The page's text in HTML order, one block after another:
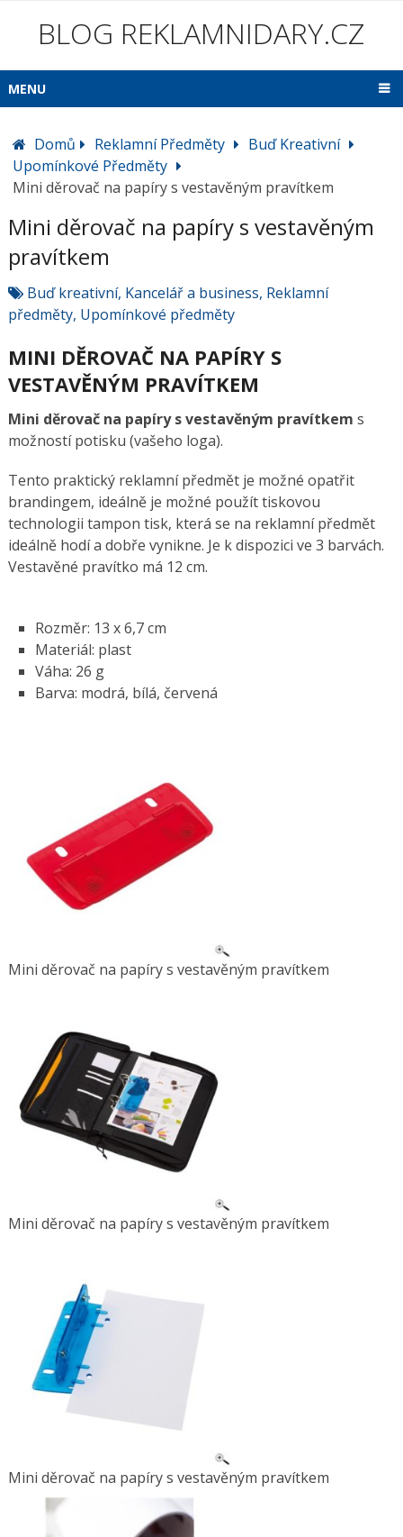
BLOG REKLAMNIDARY.CZ
MENU
Domů Reklamní Předměty
Buď Kreativní
Upomínkové Předměty
Mini děrovač na papíry s vestavěným pravítkem
Mini děrovač na papíry s vestavěným
pravítkem
Buď kreativní, Kancelář a business, Reklamní
předměty, Upomínkové předměty
MINI DĚROVAČ NA PAPÍRY S
VESTAVĚNÝM PRAVÍTKEM
Mini děrovač na papíry s vestavěným pravítkem s
možností potisku (vašeho loga).
Tento praktický reklamní předmět je možné opatřit
brandingem, ideálně je možné použít tiskovou
technologii tampon tisk, která se na reklamní předmět
ideálně hodí a dobře vynikne. Je k dispozici ve 3 barvách.
Vestavěné pravítko má 12 cm.
Rozměr: 13 x 6,7 cm
Materiál: plast
Váha: 26 g
Barva: modrá, bílá, červená
Mini děrovač na papíry s vestavěným pravítkem
Mini děrovač na papíry s vestavěným pravítkem
Mini děrovač na papíry s vestavěným pravítkem